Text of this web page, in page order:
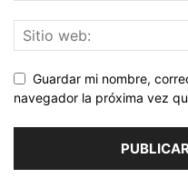
Guardar mi nombre,
navegador la próxima vez